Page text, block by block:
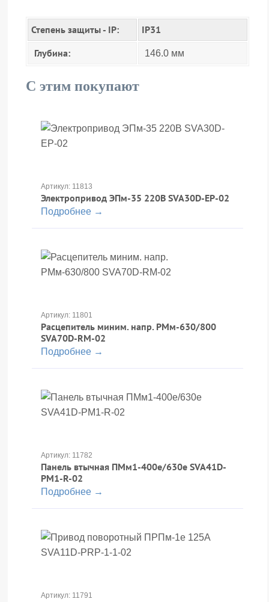
Степень защиты - IP:
IP31
Глубина:
146.0 мм
С этим покупают
Артикул: 11813
Электропривод ЭПм-35 220В SVA30D-EP-02
Подробнее →
Артикул: 11801
Расцепитель миним. напр. РМм-630/800
SVA70D-RM-02
Подробнее →
Артикул: 11782
Панель втычная ПМм1-400е/630е SVA41D-
PM1-R-02
Подробнее →
Артикул: 11791